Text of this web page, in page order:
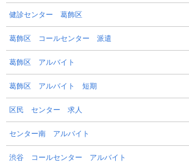
健診センター 葛飾区
葛飾区 コールセンター 派遣
葛飾区 アルバイト
葛飾区 アルバイト 短期
区民 センター 求人
センター南 アルバイト
渋谷 コールセンター アルバイト